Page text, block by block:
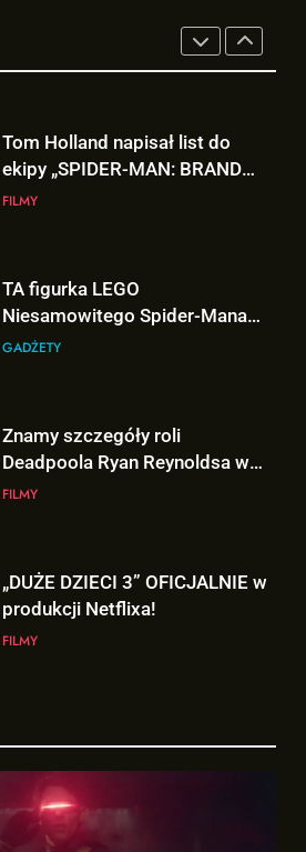
ekipy „SPIDER-MAN: BRAND
NEW DAY” i… potwierdził swój
powrót!
FILMY
Niesamowitego Spider-Mana
jest warta tysiące dolarów!
GADŻETY
Deadpoola Ryan Reynoldsa w
„AVENGERS: DOOMSDAY”!
FILMY
produkcji Netflixa!
FILMY
DOOMSDAY”!
„DUŻE DZIECI 3” OFICJALNIE w
produkcji Netflixa!
FILMY